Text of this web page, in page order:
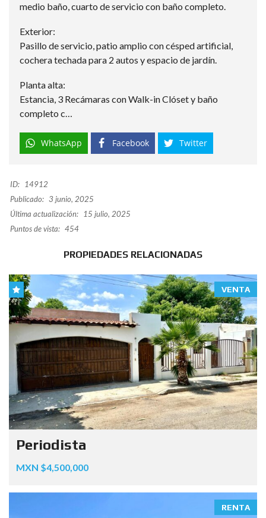
medio baño, cuarto de servicio con baño completo.
Exterior:
Pasillo de servicio, patio amplio con césped artificial,
cochera techada para 2 autos y espacio de jardín.
Planta alta:
Estancia, 3 Recámaras con Walk-in Clóset y baño
completo c…
WhatsApp Facebook Twitter
ID:
14912
Publicado: 3 junio, 2025
Última actualización:
15 julio, 2025
Puntos de vista: 454
PROPIEDADES RELACIONADAS
VENTA
Periodista
MXN $4,500,000
RENTA